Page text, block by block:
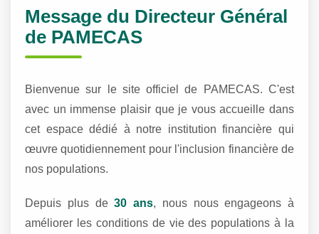
Message du Directeur Général
de PAMECAS
Bienvenue sur le site officiel de PAMECAS. C'est
avec un immense plaisir que je vous accueille dans
cet espace dédié à notre institution financière qui
œuvre quotidiennement pour l'inclusion financière de
nos populations.
Depuis plus de30 ans, nous nous engageons à
améliorer les conditions de vie des populations à la